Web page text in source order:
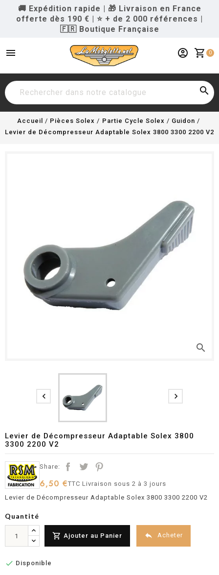
🚚 Expédition rapide | 🎁 Livraison en France
offerte dès 190 € | ⭐ + de 2 000 références |
🇫🇷 Boutique Française
menu shopping_cart 0
account_circle

Accueil Pièces Solex Partie Cycle Solex
Guidon
Levier de Décompresseur Adaptable Solex 3800 3300 2200 V2
search
 
Levier de Décompresseur Adaptable Solex 3800
3300 2200 V2
Share:
6,50 €TTCLivraison sous 2 à 3 jours
Levier de Décompresseur Adaptable Solex 3800 3300 2200 V2
Quantité
 Ajouter au Panier  Acheter
 Disponible